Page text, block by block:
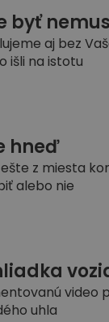
byť
aj bez
išli na istotu
hneď
z miesta
alebo nie
video
uhla